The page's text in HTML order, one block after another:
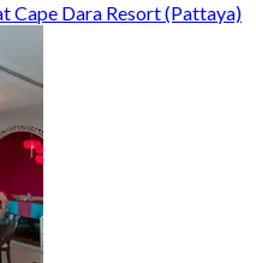
Cape Dara Resort (Pattaya)